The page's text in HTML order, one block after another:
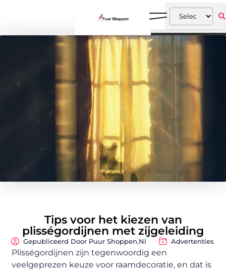
Tips voor het kiezen van
plisségordijnen met zijgeleiding
Gepubliceerd Door Puur Shoppen.nl Advertenties
Plisségordijnen zijn tegenwoordig een
veelgeprezen keuze voor raamdecoratie, en dat is